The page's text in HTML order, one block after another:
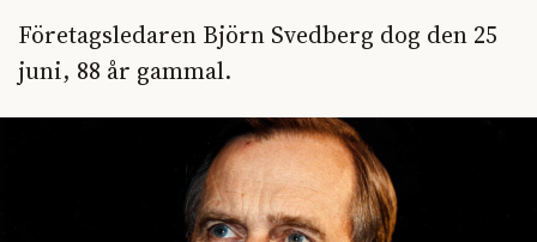
Företagsledaren Björn Svedberg dog den 25
juni, 88 år gammal.